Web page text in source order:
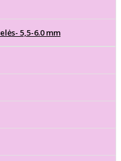
5,5-6.0 mm